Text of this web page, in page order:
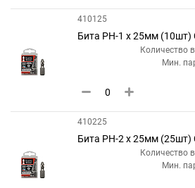
410125
Бита РH-1 х 25мм (10шт)
Количество
Мин.
410225
Бита РH-2 х 25мм (25шт)
Количество
Мин.